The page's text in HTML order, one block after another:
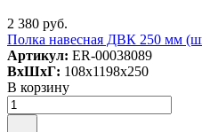
2 380 руб.
Полка навесная ДВК 250 мм
Артикул: ER-00038089
ВxШxГ: 108x1198x250
В корзину